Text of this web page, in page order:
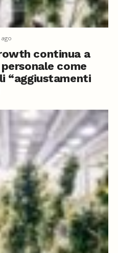
ago
continua a
come
“aggiustamenti